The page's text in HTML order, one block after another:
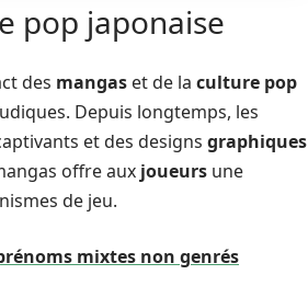
pop japonaise
des mangas et de la culture pop
Depuis longtemps, les
et des designs graphiques
offre aux joueurs une
de jeu.
mixtes non genrés